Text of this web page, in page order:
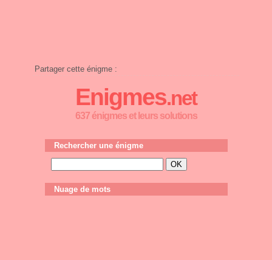
Partager cette énigme :
Enigmes.net
637 énigmes et leurs solutions
Rechercher une énigme
Nuage de mots